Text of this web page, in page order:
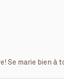
Se marie bien à